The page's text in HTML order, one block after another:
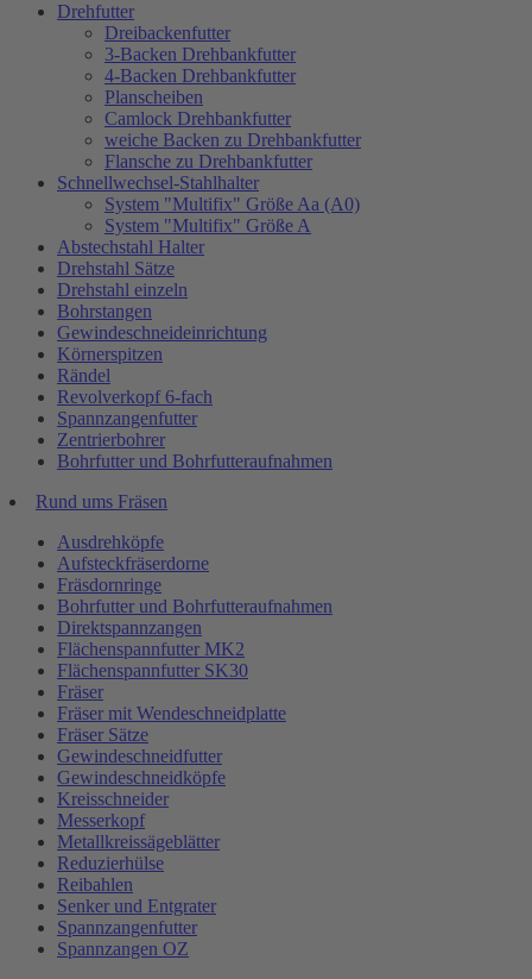
Drehfutter
Dreibackenfutter
3-Backen Drehbankfutter
4-Backen Drehbankfutter
Planscheiben
Camlock Drehbankfutter
weiche Backen zu Drehbankfutter
Flansche zu Drehbankfutter
Schnellwechsel-Stahlhalter
System "Multifix" Größe Aa (A0)
System "Multifix" Größe A
Abstechstahl Halter
Drehstahl Sätze
Drehstahl einzeln
Bohrstangen
Gewindeschneideinrichtung
Körnerspitzen
Rändel
Revolverkopf 6-fach
Spannzangenfutter
Zentrierbohrer
Bohrfutter und Bohrfutteraufnahmen
Rund ums Fräsen
Ausdrehköpfe
Aufsteckfräserdorne
Fräsdornringe
Bohrfutter und Bohrfutteraufnahmen
Direktspannzangen
Flächenspannfutter MK2
Flächenspannfutter SK30
Fräser
Fräser mit Wendeschneidplatte
Fräser Sätze
Gewindeschneidfutter
Gewindeschneidköpfe
Kreisschneider
Messerkopf
Metallkreissägeblätter
Reduzierhülse
Reibahlen
Senker und Entgrater
Spannzangenfutter
Spannzangen OZ